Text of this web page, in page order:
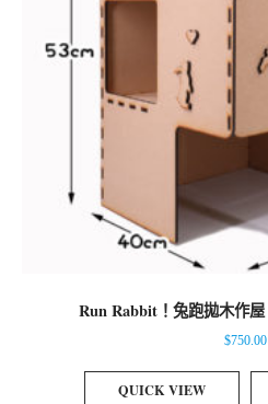
Run Rabbit！兔跑拋木作屋
$750.00
QUICK VIEW